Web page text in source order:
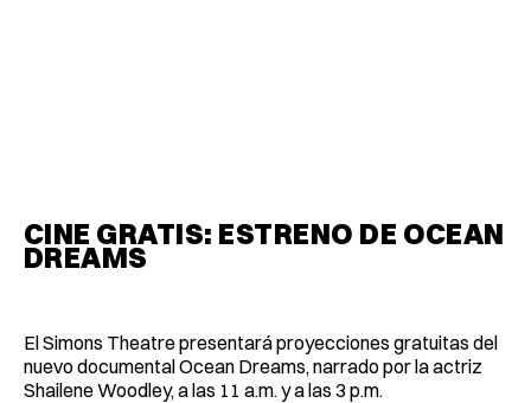
CINE GRATIS: ESTRENO DE OCEAN
DREAMS
El Simons Theatre presentará proyecciones gratuitas del
nuevo documental Ocean Dreams, narrado por la actriz
Shailene Woodley, a las 11 a.m. y a las 3 p.m.